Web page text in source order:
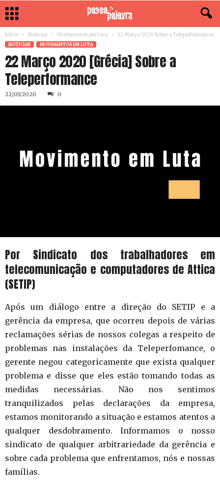
Início Noticiar Movimentos em Luta 22 Março 2020 Sobre a Teleperformance
NOTICIAR MOVIMENTOS EM LUTA
22 Março 2020 [Grécia] Sobre a
Teleperformance
22/03/2020 0
Por Sindicato dos trabalhadores em
telecomunicação e computadores de Attica
(SETIP)
Após um diálogo entre a direção do SETIP e a
gerência da empresa, que ocorreu depois de várias
reclamações sérias de nossos colegas a respeito de
problemas nas instalações da Teleperfomance, o
gerente negou categoricamente que exista qualquer
problema e disse que eles estão tomando todas as
medidas necessárias. Não nos sentimos
tranquilizados pelas declarações da empresa,
estamos monitorando a situação e estamos atentos a
qualquer desdobramento. Informamos o nosso
sindicato de qualquer arbitrariedade da gerência e
sobre cada problema que enfrentamos, nós e nossas
famílias.